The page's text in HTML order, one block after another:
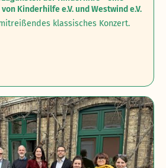
Kinderhilfe e.V. und Westwind e.V.
klassisches Konzert.